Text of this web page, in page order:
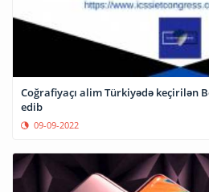
Coğrafiyaçı alim Türkiyədə keçirilən
edib
09-09-2022